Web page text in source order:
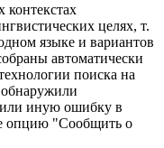
целях, т.
языке и вариантов
автоматически
поиска на
иную ошибку в
опцию "Сообщить о